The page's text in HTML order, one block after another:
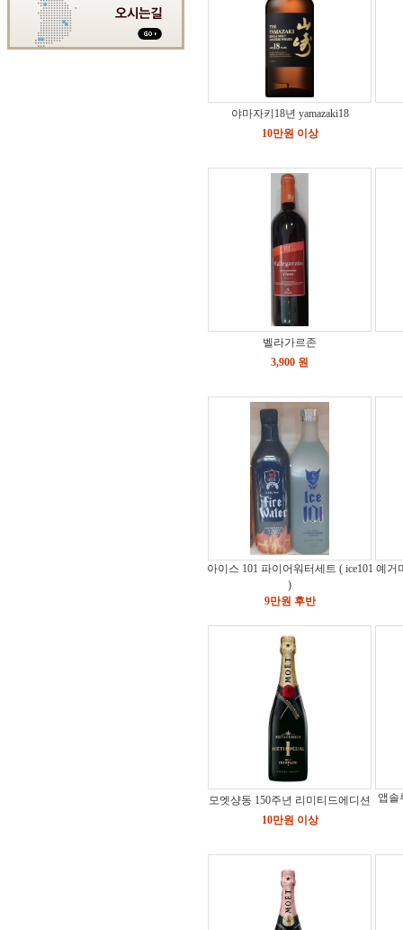
야마자키18년 yamazaki18
10만원 이상
벨라가르존
3,900 원
아이스 101 파이어워터세트 ( ice101
)
9만원 후반
예거
모엣샹동 150주년 리미티드에디션
10만원 이상
앱솔